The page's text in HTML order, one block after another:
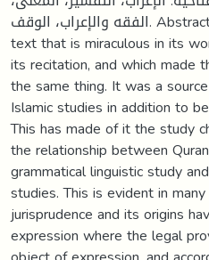
الفقه والإعراب، الوقف. Abstract : The Quran is the Arabic
text that is miraculous in its
its recitation, and which made
the same thing. It was a
Islamic studies in addition to
This has made of it the study
the relationship between
grammatical linguistic study
studies. This is evident in
jurisprudence and its origins
expression where the legal